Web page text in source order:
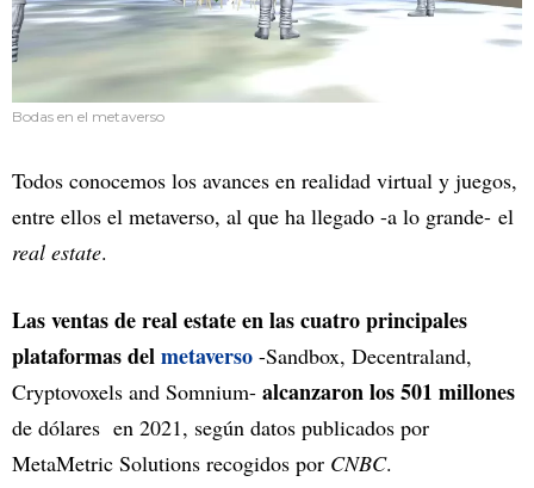
Bodas en el metaverso
Todos conocemos los avances en realidad virtual y juegos,
entre ellos el metaverso, al que ha llegado -a lo grande- el
real estate.
Las ventas de real estate en las cuatro principales
plataformas delmetaverso -Sandbox, Decentraland,
Cryptovoxels and Somnium- alcanzaron los 501 millones
de dólares en 2021, según datos publicados por
MetaMetric Solutions recogidos por CNBC.